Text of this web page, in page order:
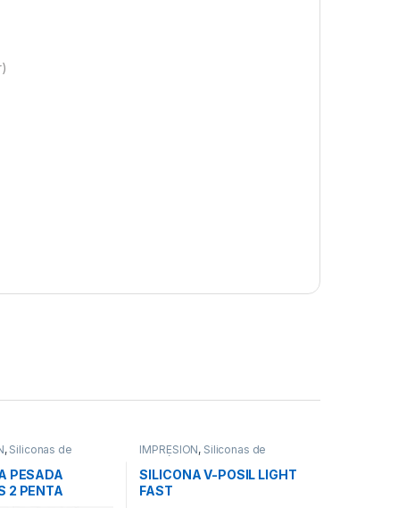
, Siliconas de
PESADA
2 PENTA
IMPRESION, Siliconas de
Adición
SILICONA V-POSIL LIGHT
FAST